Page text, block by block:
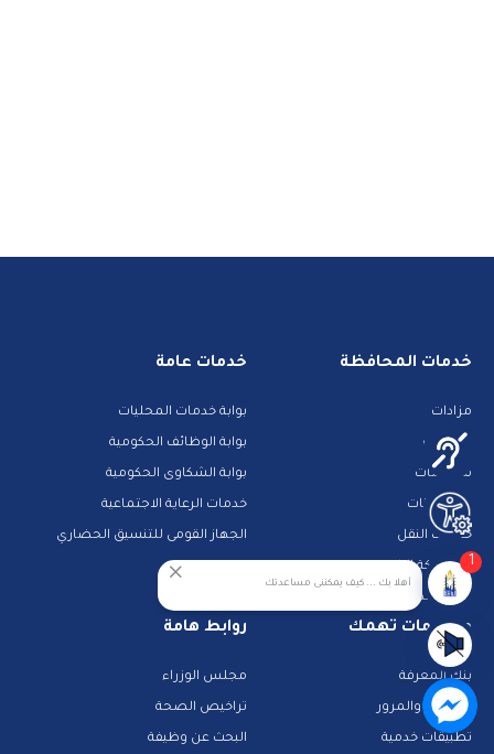
خدمات المحافظة
مزادات
الوظائف
مناقصات
حجز جبانات
خدمات النقل
المشاركة الالكترونية
دليل الخدمات الالكترونية
خدمات عامة
بوابة خدمات المحليات
بوابة الوظائف الحكومية
بوابة الشكاوى الحكومية
خدمات الرعاية الاجتماعية
الجهاز القومى للتنسيق الحضاري
معلومات تهمك
بنك المعرفة
الشرطة والمرور
تطبيقات خدمية
روابط هامة
مجلس الوزراء
تراخيص الصحة
البحث عن وظيفة
أهلا بك ... كيف يمكننى مساعدتك
1